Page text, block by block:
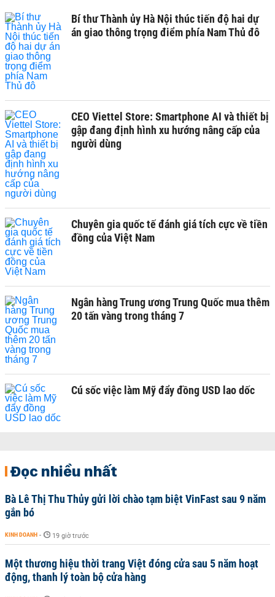
Bí thư Thành ủy Hà Nội thúc tiến độ hai dự
án giao thông trọng điểm phía Nam Thủ đô
CEO Viettel Store: Smartphone AI và thiết bị
gập đang định hình xu hướng nâng cấp của
người dùng
Chuyên gia quốc tế đánh giá tích cực về tiền
đồng của Việt Nam
Ngân hàng Trung ương Trung Quốc mua thêm
20 tấn vàng trong tháng 7
Cú sốc việc làm Mỹ đẩy đồng USD lao dốc
Đọc nhiều nhất
Bà Lê Thị Thu Thủy gửi lời chào tạm biệt VinFast sau 9 năm
gắn bó
KINH DOANH - 19 giờ trước
Một thương hiệu thời trang Việt đóng cửa sau 5 năm hoạt
động, thanh lý toàn bộ cửa hàng